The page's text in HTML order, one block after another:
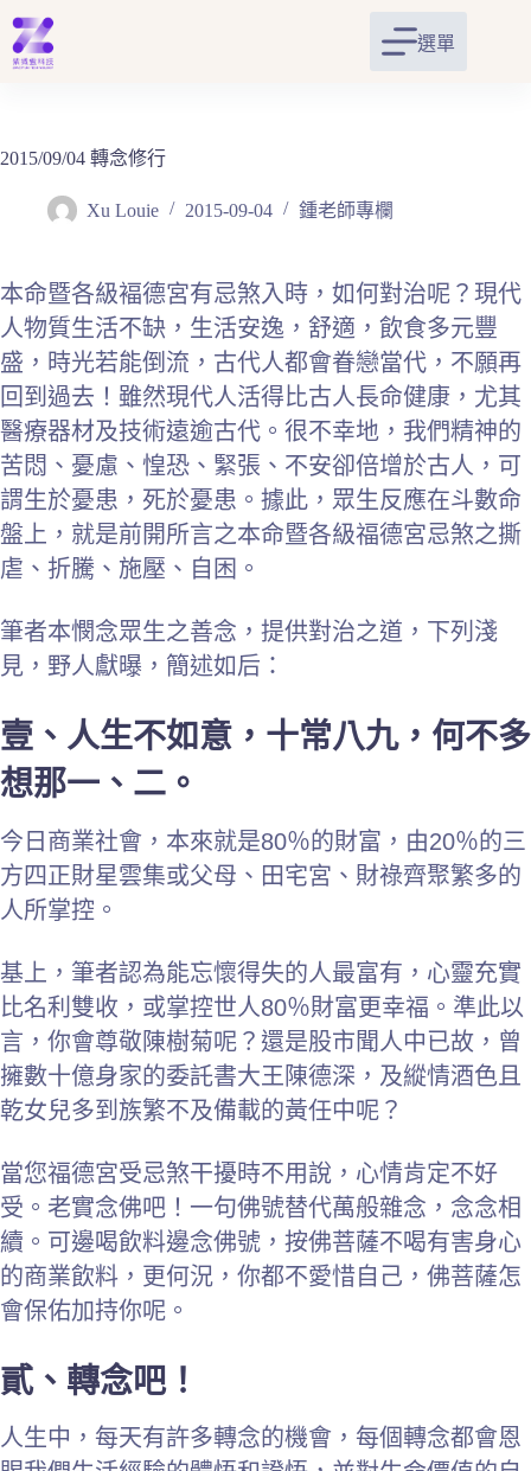
跳
至
主
容
選單
2015/09/04 轉念修行
Xu Louie 2015-09-04 鍾老師專欄
本命暨各級褔德宮有忌煞入時，如何對治呢？現代
人物質生活不缺，生活安逸，舒適，飲食多元豐
盛，時光若能倒流，古代人都會眷戀當代，不願再
回到過去！雖然現代人活得比古人長命健康，尤其
醫療器材及技術遠逾古代。很不幸地，我們精神的
苦悶、憂慮、惶恐、緊張、不安卻倍增於古人，可
謂生於憂患，死於憂患。據此，眾生反應在斗數命
盤上，就是前開所言之本命暨各級福德宮忌煞之撕
虐、折騰、施壓、自困。
筆者本憫念眾生之善念，提供對治之道，下列淺
見，野人獻曝，簡述如后：
壹、人生不如意，十常八九，何不多
想那一、二。
今日商業社會，本來就是80％的財富，由20％的三
方四正財星雲集或父母、田宅宮、財祿齊聚繁多的
人所掌控。
基上，筆者認為能忘懷得失的人最富有，心靈充實
比名利雙收，或掌控世人80％財富更幸福。準此以
言，你會尊敬陳樹菊呢？還是股市聞人中已故，曾
擁數十億身家的委託書大王陳德深，及縱情酒色且
乾女兒多到族繁不及備載的黃任中呢？
當您福德宮受忌煞干擾時不用說，心情肯定不好
受。老實念佛吧！一句佛號替代萬般雜念，念念相
續。可邊喝飲料邊念佛號，按佛菩薩不喝有害身心
的商業飲料，更何況，你都不愛惜自己，佛菩薩怎
會保佑加持你呢。
貳、轉念吧！
人生中，每天有許多轉念的機會，每個轉念都會恩